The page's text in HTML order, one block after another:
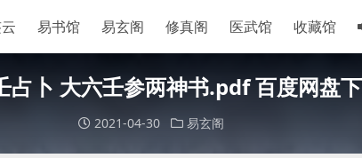
易书馆 易玄阁 修真阁 医武馆 收藏馆
占卜 大六壬参两神书.pdf 百度网盘
2021-04-30 易玄阁